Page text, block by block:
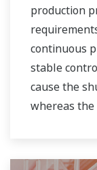
production
continuous
stable
cause the
whereas the
procedures,